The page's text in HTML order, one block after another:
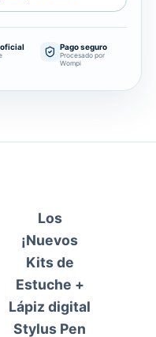
Gold
Pago seguro
Procesado por
Wompi
Los
¡Nuevos
Kits de
Estuche +
Lápiz digital
Stylus Pen